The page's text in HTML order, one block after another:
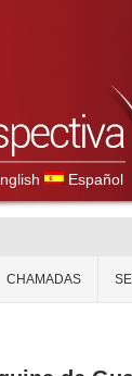
Español
CHAMADAS